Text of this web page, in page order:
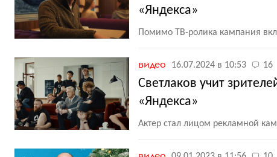
«Яндекса»
Помимо ТВ-ролика кампания
видео 16.07.2024 в 10:53 16
Светлаков учит
«Яндекса»
Актер стал лицом рекламной